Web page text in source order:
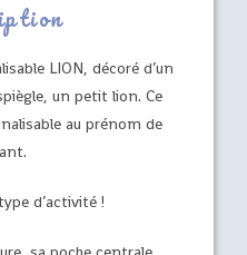
LION, décoré d’un
un petit lion. Ce
au prénom de
d’activité !